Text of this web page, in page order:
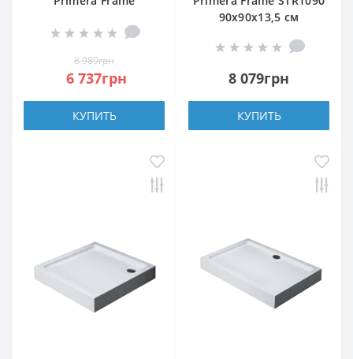
см четверть круга
8 989грн
6 737грн
КУПИТЬ
90х90х13,5 см
8 079грн
КУПИТЬ